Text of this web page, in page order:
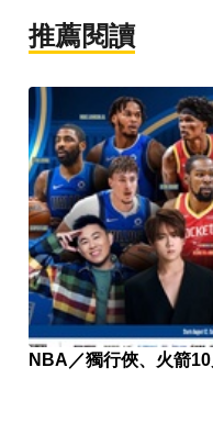
推薦閱讀
NBA／獨行俠、火箭